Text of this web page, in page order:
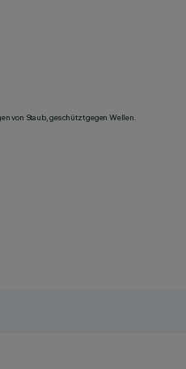
von Staub, geschützt gegen Wellen.